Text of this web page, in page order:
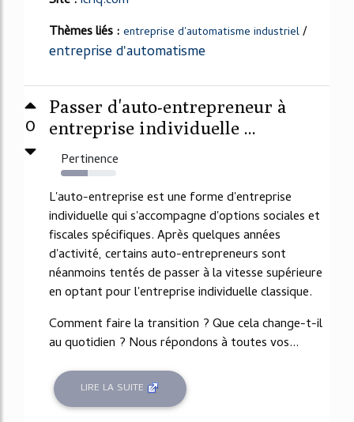
Thèmes liés : entreprise d'automatisme industriel/
entreprise d'automatisme
0
Passer d'auto-entrepreneur à
entreprise individuelle ...
Pertinence
48%
L'auto-entreprise est une forme d'entreprise
individuelle qui s'accompagne d'options sociales et
fiscales spécifiques. Après quelques années
d'activité, certains auto-entrepreneurs sont
néanmoins tentés de passer à la vitesse supérieure
en optant pour l'entreprise individuelle classique.
Comment faire la transition ? Que cela change-t-il
au quotidien ? Nous répondons à toutes vos...
LIRE LA SUITE